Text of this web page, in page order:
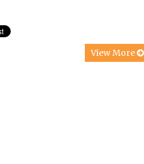
View More